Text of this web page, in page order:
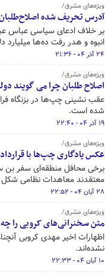
ویژه‌های مشرق/
آدرس تحریف شده اصلاح‌طلبان درباره منشأ
بر خلاف ادعای سیاسی عباس
انبوه و هدر رفت ده‌ها میلیارد
۲۴ آذر ۰۴ - ۲۱:۳۶
ویژه‌های مشرق/
اصلاح طلبان چرا می گویند
عقب نشینی چپ‌ها در بزنگاه
شده است.
۱۹ آذر ۰۴ - ۲۲:۴۰
ویژه‌های مشرق/
عکس یادگاری چپ‌ها با
برخی محافل منطقه‌ای سفر بن
معتقدند معاهدات نظامی شکل
۲۸ آبان ۰۴ - ۲۲:۵۲
ویژه‌های مشرق/
متن سخنرانی‌های کروبی را
اظهارات اخیر مهدی کروبی
نشده‌اند.
۱۰ آبان ۰۴ - ۲۲:۳۳